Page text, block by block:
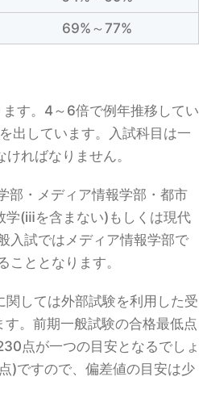
69%～77%
す。4～6倍で例年推移してい
出しています。入試科目は一
ればなりません。
部・メディア情報学部・都市
学(ⅲを含まない)もしくは現代
入試ではメディア情報学部で
ととなります。
しては外部試験を利用した受
。前期一般試験の合格最低点
点が一つの目安となるでしょ
)ですので、偏差値の目安は少